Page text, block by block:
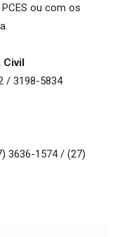
ou com os
Civil
/ 3198-5834
3636-1574 / (27)